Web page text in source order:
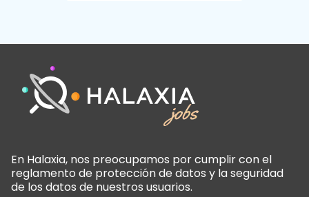
En Halaxia, nos preocupamos por cumplir con el
reglamento de protección de datos y la seguridad
de los datos de nuestros usuarios.